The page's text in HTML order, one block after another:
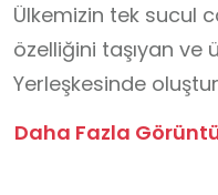
Ülkemizin tek sucul
özelliğini taşıyan ve
Yerleşkesinde
farklı nehir
Daha Fazla